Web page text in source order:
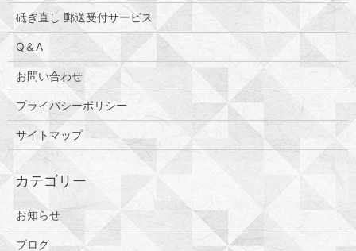
砥ぎ直し 郵送受付サービス
Q＆A
お問い合わせ
プライバシーポリシー
サイトマップ
お知らせ
ブログ